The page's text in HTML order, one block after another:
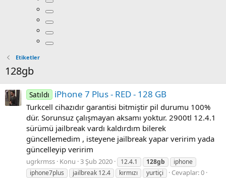
Etiketler
128gb
Satıldı iPhone 7 Plus - RED - 128 GB
Turkcell cihazıdır garantisi bitmiştir pil durumu 100%
dür. Sorunsuz çalışmayan aksamı yoktur. 2900tl 12.4.1
sürümü jailbreak vardı kaldırdım bilerek
güncellemedim , isteyene jailbreak yapar veririm yada
güncelleyip veririm
ugrkrmss Konu 3 Şub 2020 12.4.1 128gb
iphone
iphone7plus
jailbreak 12.4 kırmızı yurtiçi
Cevaplar: 0